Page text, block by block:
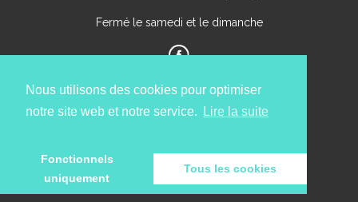
Nous utilisons des cookies pour optimiser
notre site web et notre service.
Lire la suite
Fonctionnels
uniquement
Tous les cookies
Fermé le samedi et le dimanche